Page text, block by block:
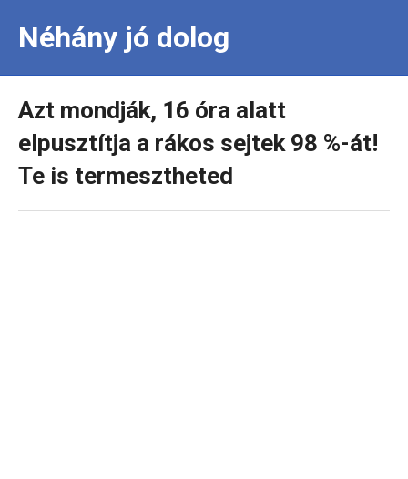
Néhány jó dolog
Azt mondják, 16 óra alatt
elpusztítja a rákos sejtek 98 %-át!
Te is termesztheted